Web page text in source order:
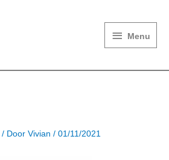
Menu
/ Door Vivian / 01/11/2021